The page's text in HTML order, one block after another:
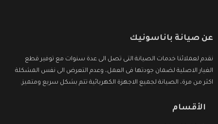
عن صيانة باناسونيك
نقدم لعملائنا خدمات الصيانة التى تصل الى عدة سنوات مع توفير قطع
الغيار الاصلية لضمان جودتها فى العمل، وعدم التعرض الى نفس المشكلة
اكثر من مرة، الصيانة لجميع الاجهزة الكهربائية تتم بشكل سريع ومتميز.
الأقسام